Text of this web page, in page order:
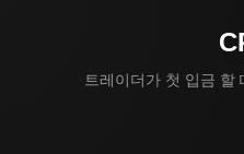
트레이더가 첫 입금 할